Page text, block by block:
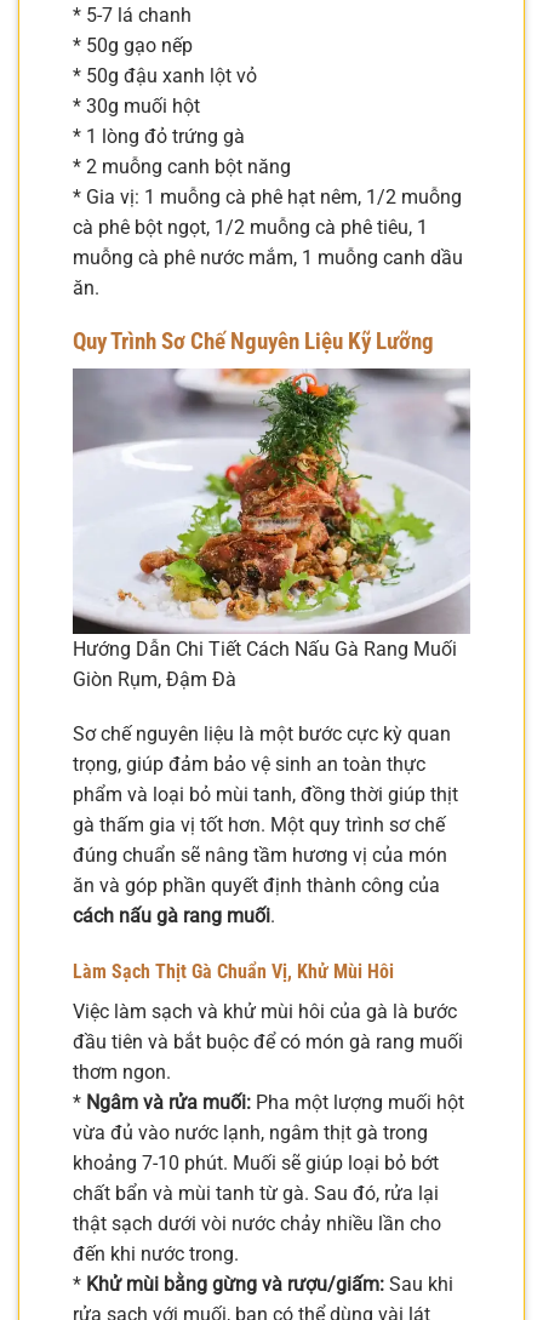
* 5-7 lá chanh
* 50g gạo nếp
* 50g đậu xanh lột vỏ
* 30g muối hột
* 1 lòng đỏ trứng gà
* 2 muỗng canh bột năng
* Gia vị: 1 muỗng cà phê hạt nêm, 1/2 muỗng
cà phê bột ngọt, 1/2 muỗng cà phê tiêu, 1
muỗng cà phê nước mắm, 1 muỗng canh dầu
ăn.
Quy Trình Sơ Chế Nguyên Liệu Kỹ Lưỡng
Hướng Dẫn Chi Tiết Cách Nấu Gà Rang Muối
Giòn Rụm, Đậm Đà
Sơ chế nguyên liệu là một bước cực kỳ quan
trọng, giúp đảm bảo vệ sinh an toàn thực
phẩm và loại bỏ mùi tanh, đồng thời giúp thịt
gà thấm gia vị tốt hơn. Một quy trình sơ chế
đúng chuẩn sẽ nâng tầm hương vị của món
ăn và góp phần quyết định thành công của
cách nấu gà rang muối.
Làm Sạch Thịt Gà Chuẩn Vị, Khử Mùi Hôi
Việc làm sạch và khử mùi hôi của gà là bước
đầu tiên và bắt buộc để có món gà rang muối
thơm ngon.
* Ngâm và rửa muối: Pha một lượng muối hột
vừa đủ vào nước lạnh, ngâm thịt gà trong
khoảng 7-10 phút. Muối sẽ giúp loại bỏ bớt
chất bẩn và mùi tanh từ gà. Sau đó, rửa lại
thật sạch dưới vòi nước chảy nhiều lần cho
đến khi nước trong.
* Khử mùi bằng gừng và rượu/giấm: Sau khi
rửa sạch với muối, bạn có thể dùng vài lát